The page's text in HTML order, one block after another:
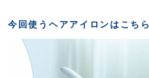
今回使うヘアアイロンはこちら